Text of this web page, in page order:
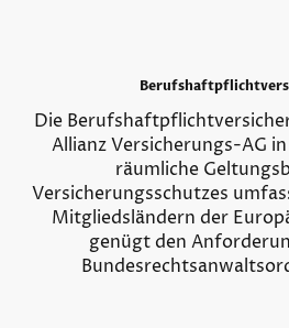
Die
Allianz Versicherungs-AG
räumliche
Versicherungsschutzes
Mitgliedsländern der
genügt den